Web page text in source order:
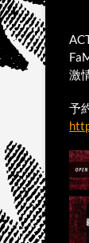
激
予